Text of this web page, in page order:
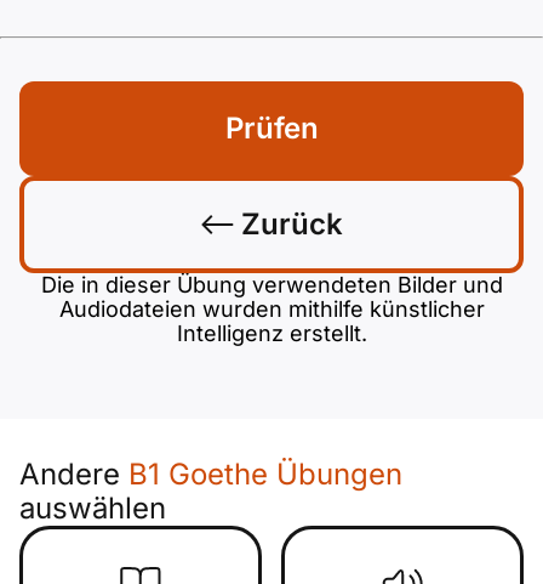
Zurück
Prüfen
Die in dieser Übung verwendeten Bilder und
Audiodateien wurden mithilfe künstlicher
Intelligenz erstellt.
Andere B1 Goethe Übungen
auswählen